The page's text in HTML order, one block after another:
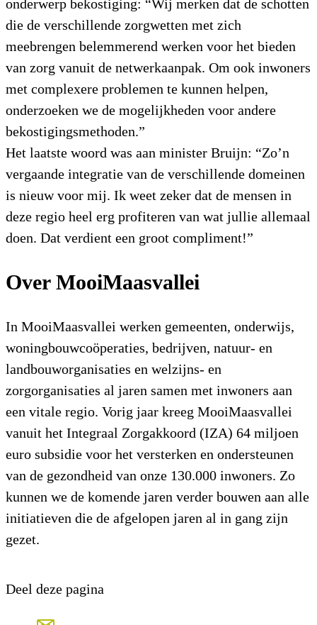
onderwerp bekostiging: “Wij merken dat de schotten
die de verschillende zorgwetten met zich
meebrengen belemmerend werken voor het bieden
van zorg vanuit de netwerkaanpak. Om ook inwoners
met complexere problemen te kunnen helpen,
onderzoeken we de mogelijkheden voor andere
bekostigingsmethoden.”
Het laatste woord was aan minister Bruijn: “Zo’n
vergaande integratie van de verschillende domeinen
is nieuw voor mij. Ik weet zeker dat de mensen in
deze regio heel erg profiteren van wat jullie allemaal
doen. Dat verdient een groot compliment!”
Over MooiMaasvallei
In MooiMaasvallei werken gemeenten, onderwijs,
woningbouwcoöperaties, bedrijven, natuur- en
landbouworganisaties en welzijns- en
zorgorganisaties al jaren samen met inwoners aan
een vitale regio. Vorig jaar kreeg MooiMaasvallei
vanuit het Integraal Zorgakkoord (IZA) 64 miljoen
euro subsidie voor het versterken en ondersteunen
van de gezondheid van onze 130.000 inwoners. Zo
kunnen we de komende jaren verder bouwen aan alle
initiatieven die de afgelopen jaren al in gang zijn
gezet.
Deel deze pagina